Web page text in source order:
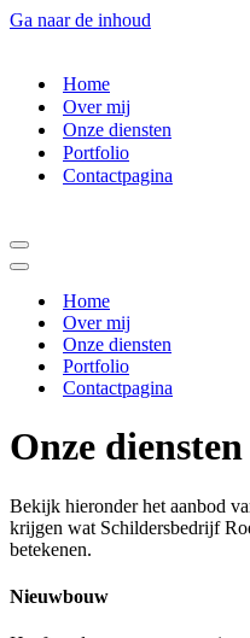
Ga naar de inhoud
Home
Over mij
Onze diensten
Portfolio
Contactpagina
Navigatie
Menu
Navigatie
Home
Over mij
Onze diensten
Portfolio
Contactpagina
Onze diensten
Bekijk hieronder het aanbod
krijgen wat Schildersbedrijf
betekenen.
Nieuwbouw